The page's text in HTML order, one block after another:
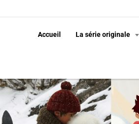
Accueil La série originale